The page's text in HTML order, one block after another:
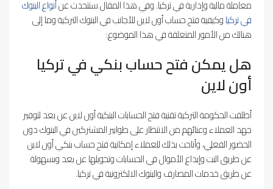
معاملة مالية وإدارية في تركيا. وفي هذا المقال سنتحدث عنأنواع البنوك
في تركياوكيفية فتح حساب أون لاين للأجانب في البنوك التركية وما إلى
هنالك من الأمور المتعلقة في هذا الموضوع:
هل يمكن فتح حساب بنكي في تركيا
أون لاين
أطلقت الحكومة التركية تقنية فتح الحسابات البنكية أون لاين عن بعد لتوفير
جهد العملاء وعنائهم من الانتظار على طوابير المشتركين في البنوك دون
الحضور الفعلي، وأتاحت بذلك للعملاء إمكانية فتح حساب بنكي أون لاين
عن طريق النت وإيداع الأموال في الحسابات وتحويلها عن بعد وبسهولة
عن طريق خدمات المصارف والبنوك الالكترونية في تركيا.